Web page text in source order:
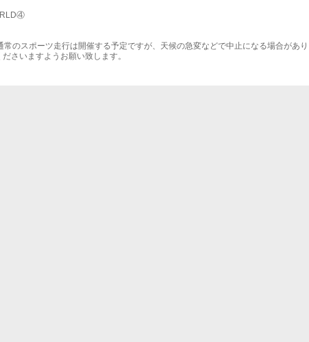
常のスポーツ走行は開催する予定ですが、天候の急変などで中止になる場合があり
さいますようお願い致します。